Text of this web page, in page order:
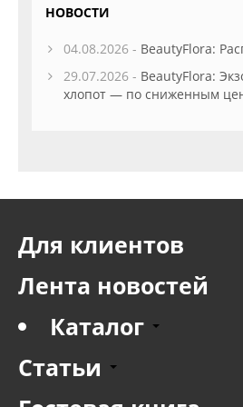
НОВОСТИ
04.08.2026 - BeautyFlora:
29.07.2026 - BeautyFlora:
хлопот — по сниженным
Для клиентов
Лента новостей
Каталог
Статьи